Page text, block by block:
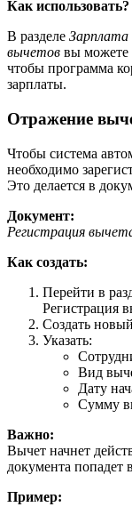
Как использовать?
В разделе
вычетов вы можете
чтобы программа
зарплаты.
Отражение
Чтобы система
необходимо
Это делается в
Документ:
Регистрация
Как создать:
Перейти в
Регистрация
Создать
Указать:
Вид
Дату
Сумму
Важно:
Вычет начнет
документа попадет
Пример: